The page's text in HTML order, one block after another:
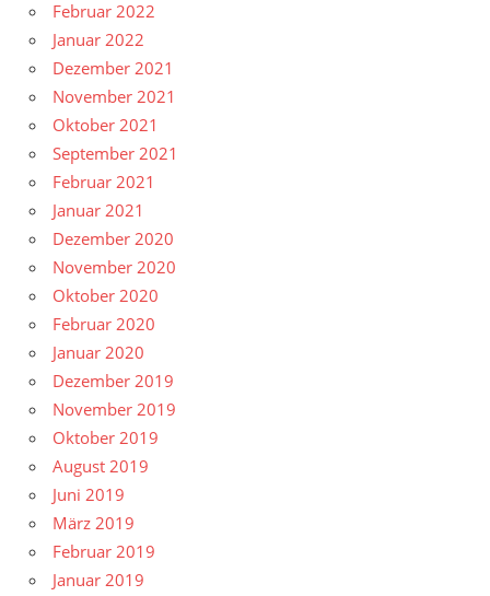
Februar 2022
Januar 2022
Dezember 2021
November 2021
Oktober 2021
September 2021
Februar 2021
Januar 2021
Dezember 2020
November 2020
Oktober 2020
Februar 2020
Januar 2020
Dezember 2019
November 2019
Oktober 2019
August 2019
Juni 2019
März 2019
Februar 2019
Januar 2019